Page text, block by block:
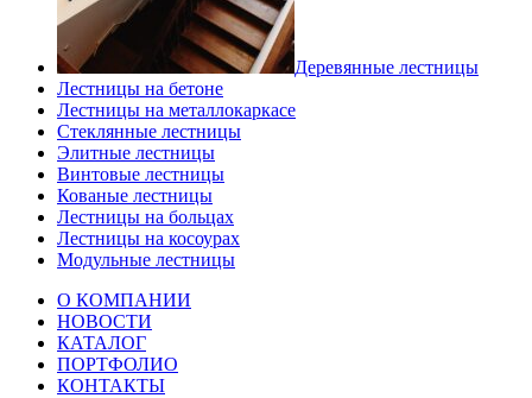
Деревянные лестницы
Лестницы на бетоне
Лестницы на металлокаркасе
Стеклянные лестницы
Элитные лестницы
Винтовые лестницы
Кованые лестницы
Лестницы на больцах
Лестницы на косоурах
Модульные лестницы
О КОМПАНИИ
НОВОСТИ
КАТАЛОГ
ПОРТФОЛИО
КОНТАКТЫ